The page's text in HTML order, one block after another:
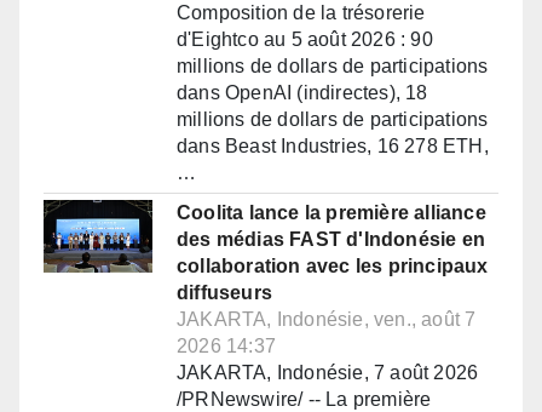
Composition de la trésorerie
d'Eightco au 5 août 2026 : 90
millions de dollars de participations
dans OpenAI (indirectes), 18
millions de dollars de participations
dans Beast Industries, 16 278 ETH,
…
Coolita lance la première alliance
des médias FAST d'Indonésie en
collaboration avec les principaux
diffuseurs
JAKARTA, Indonésie, ven., août 7
2026 14:37
JAKARTA, Indonésie, 7 août 2026
/PRNewswire/ -- La première